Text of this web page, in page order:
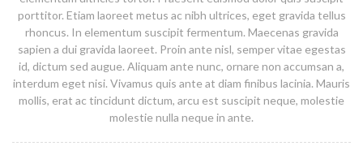
porttitor. Etiam laoreet metus ac nibh ultrices, eget gravida tellus
rhoncus. In elementum suscipit fermentum. Maecenas gravida
sapien a dui gravida laoreet. Proin ante nisl, semper vitae egestas
id, dictum sed augue. Aliquam ante nunc, ornare non accumsan a,
interdum eget nisi. Vivamus quis ante at diam finibus lacinia. Mauris
mollis, erat ac tincidunt dictum, arcu est suscipit neque, molestie
molestie nulla neque in ante.